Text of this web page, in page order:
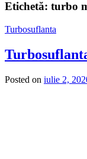
Etichetă: turbo
Turbosuflanta
Posted on iulie 2,